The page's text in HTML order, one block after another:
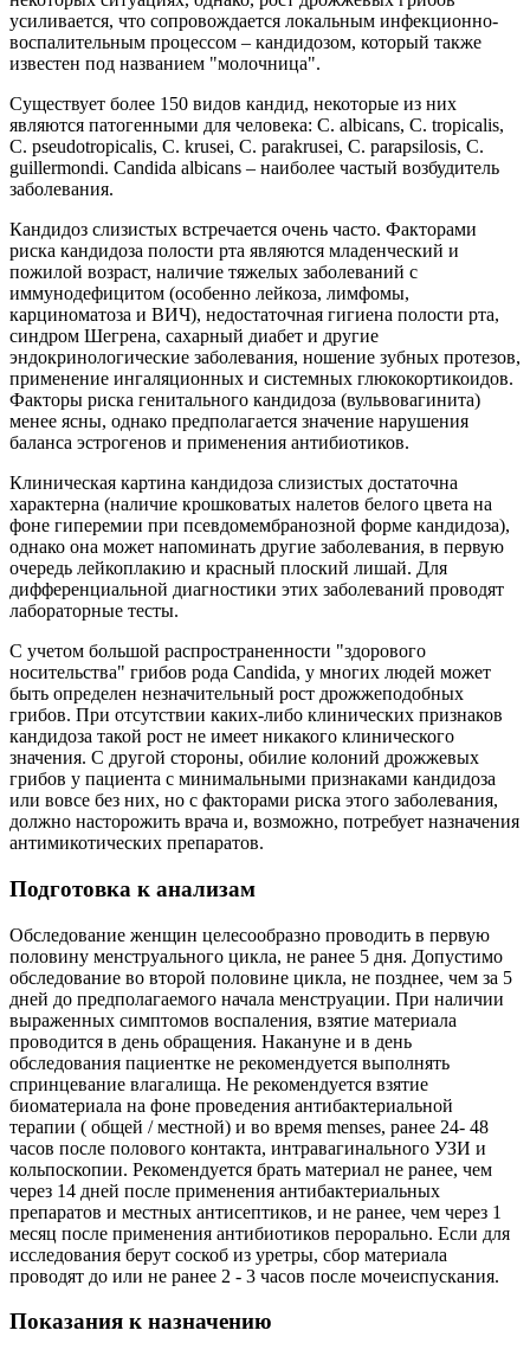
усиливается, что сопровождается локальным инфекционно-
воспалительным процессом – кандидозом, который также
известен под названием "молочница".
Существует более 150 видов кандид, некоторые из них
являются патогенными для человека: С. albicans, C. tropicalis,
C. pseudotropicalis, C. krusei, C. parakrusei, C. parapsilosis, C.
guillermondi. Candida albicans – наиболее частый возбудитель
заболевания.
Кандидоз слизистых встречается очень часто. Факторами
риска кандидоза полости рта являются младенческий и
пожилой возраст, наличие тяжелых заболеваний с
иммунодефицитом (особенно лейкоза, лимфомы,
карциноматоза и ВИЧ), недостаточная гигиена полости рта,
синдром Шегрена, сахарный диабет и другие
эндокринологические заболевания, ношение зубных протезов,
применение ингаляционных и системных глюкокортикоидов.
Факторы риска генитального кандидоза (вульвовагинита)
менее ясны, однако предполагается значение нарушения
баланса эстрогенов и применения антибиотиков.
Клиническая картина кандидоза слизистых достаточна
характерна (наличие крошковатых налетов белого цвета на
фоне гиперемии при псевдомембранозной форме кандидоза),
однако она может напоминать другие заболевания, в первую
очередь лейкоплакию и красный плоский лишай. Для
дифференциальной диагностики этих заболеваний проводят
лабораторные тесты.
С учетом большой распространенности "здорового
носительства" грибов рода Candida, у многих людей может
быть определен незначительный рост дрожжеподобных
грибов. При отсутствии каких-либо клинических признаков
кандидоза такой рост не имеет никакого клинического
значения. С другой стороны, обилие колоний дрожжевых
грибов у пациента с минимальными признаками кандидоза
или вовсе без них, но с факторами риска этого заболевания,
должно насторожить врача и, возможно, потребует назначения
антимикотических препаратов.
Подготовка к анализам
Обследование женщин целесообразно проводить в первую
половину менструального цикла, не ранее 5 дня. Допустимо
обследование во второй половине цикла, не позднее, чем за 5
дней до предполагаемого начала менструации. При наличии
выраженных симптомов воспаления, взятие материала
проводится в день обращения. Накануне и в день
обследования пациентке не рекомендуется выполнять
спринцевание влагалища. Не рекомендуется взятие
биоматериала на фоне проведения антибактериальной
терапии ( общей / местной) и во время menses, ранее 24- 48
часов после полового контакта, интравагинального УЗИ и
кольпоскопии. Рекомендуется брать материал не ранее, чем
через 14 дней после применения антибактериальных
препаратов и местных антисептиков, и не ранее, чем через 1
месяц после применения антибиотиков перорально. Если для
исследования берут соскоб из уретры, сбор материала
проводят до или не ранее 2 - 3 часов после мочеиспускания.
Показания к назначению